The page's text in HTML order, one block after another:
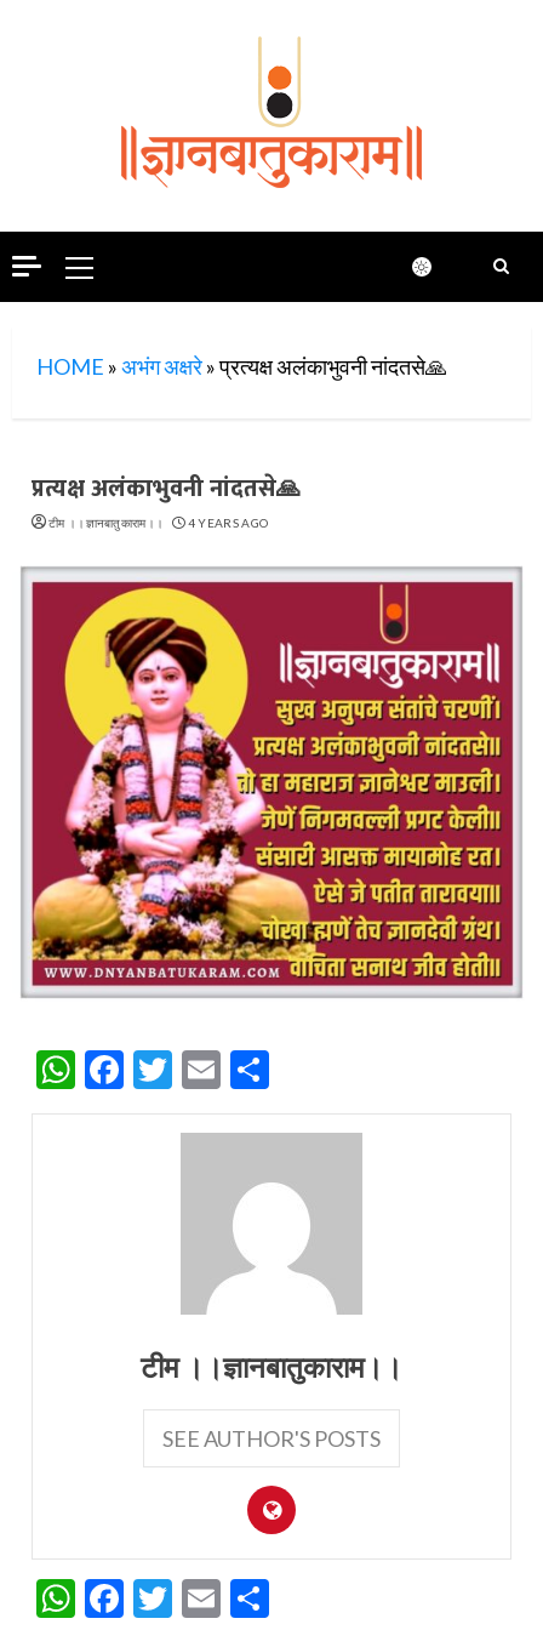
Primary
Menu
HOME »अभंग अक्षरे»प्रत्यक्ष अलंकाभुवनी नांदतसे🙏
प्रत्यक्ष अलंकाभुवनी नांदतसे🙏
टीम ।।ज्ञानबातुकाराम।। 4 YEARS AGO
WhatsApp
Facebook
Twitter
Email
टीम ।।ज्ञानबातुकाराम।।
SEE AUTHOR'S POSTS
WhatsApp
Facebook
Twitter
Email